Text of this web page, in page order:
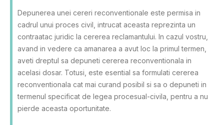
Depunerea unei cereri reconventionale este permisa in
cadrul unui proces civil, intrucat aceasta reprezinta un
contraatac juridic la cererea reclamantului. In cazul vostru,
avand in vedere ca amanarea a avut loc la primul termen,
aveti dreptul sa depuneti cererea reconventionala in
acelasi dosar. Totusi, este esential sa formulati cererea
reconventionala cat mai curand posibil si sa o depuneti in
termenul specificat de legea procesual-civila, pentru a nu
pierde aceasta oportunitate.